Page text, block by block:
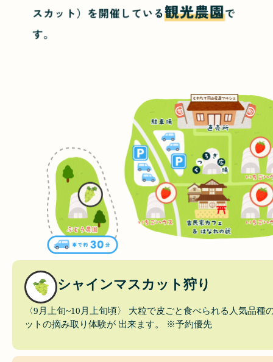
シャインマスカット狩り
〈9月上旬~10月上旬頃〉 大粒で皮ごと食べられる人気品種
ットの摘み取り体験が 出来ます。 ※予約優先